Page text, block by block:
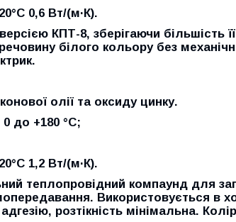
0,6 Вт/(м·К).
КПТ-8, зберігаючи більшість
білого кольору без
олії та оксиду цинку.
до +180 °C;
1,2 Вт/(м·К).
теплопровідний компаунд для
Використовується в
розтікність мінімальна. Колір